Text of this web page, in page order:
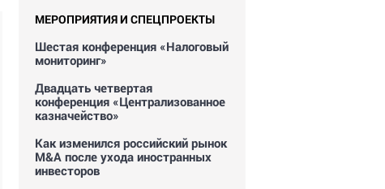
МЕРОПРИЯТИЯ И СПЕЦПРОЕКТЫ
Шестая конференция «Налоговый
мониторинг»
Двадцать четвертая
конференция «Централизованное
казначейство»
Как изменился российский рынок
M&A после ухода иностранных
инвесторов